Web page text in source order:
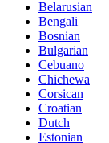
Belarusian
Bengali
Bosnian
Bulgarian
Cebuano
Chichewa
Corsican
Croatian
Dutch
Estonian